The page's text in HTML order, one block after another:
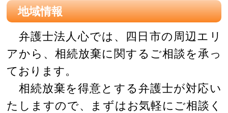
地域情報
弁護士法人心では、四日市の周辺エリ
アから、相続放棄に関するご相談を承っ
ております。
相続放棄を得意とする弁護士が対応い
たしますので、まずはお気軽にご相談く